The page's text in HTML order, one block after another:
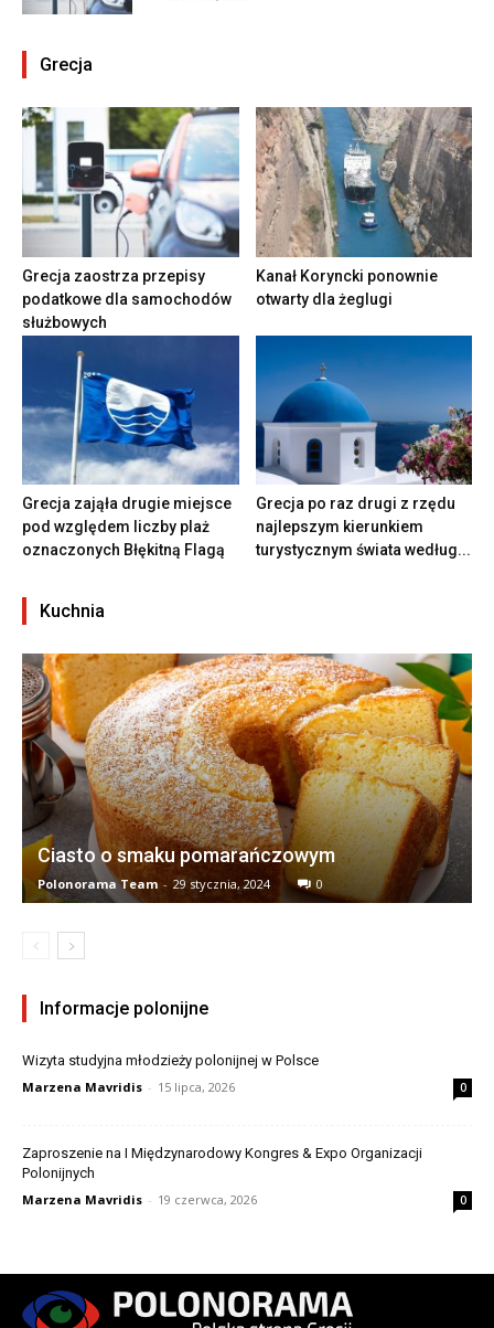
Grecja
Grecja zaostrza przepisy
podatkowe dla samochodów
służbowych
Kanał Koryncki ponownie
otwarty dla żeglugi
Grecja zająła drugie miejsce
pod względem liczby plaż
oznaczonych Błękitną Flagą
Grecja po raz drugi z rzędu
najlepszym kierunkiem
turystycznym świata według...
Kuchnia
Ciasto o smaku pomarańczowym
Polonorama Team - 29 stycznia, 2024 0
Informacje polonijne
Wizyta studyjna młodzieży polonijnej w Polsce
Marzena Mavridis - 15 lipca, 2026 0
Zaproszenie na I Międzynarodowy Kongres & Expo Organizacji
Polonijnych
Marzena Mavridis - 19 czerwca, 2026 0